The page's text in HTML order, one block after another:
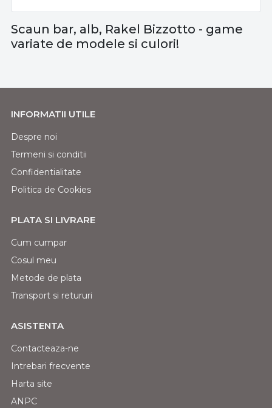
Scaun bar, alb, Rakel Bizzotto - game
variate de modele si culori!
INFORMATII UTILE
Despre noi
Termeni si conditii
Confidentialitate
Politica de Cookies
PLATA SI LIVRARE
Cum cumpar
Cosul meu
Metode de plata
Transport si retururi
ASISTENTA
Contacteaza-ne
Intrebari frecvente
Harta site
ANPC